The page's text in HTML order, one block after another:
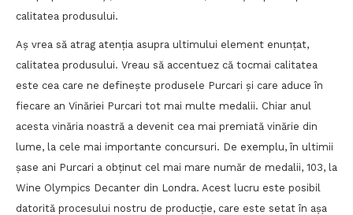
calitatea produsului.
Aș vrea să atrag atenția asupra ultimului element enunțat,
calitatea produsului. Vreau să accentuez că tocmai calitatea
este cea care ne definește produsele Purcari și care aduce în
fiecare an Vinăriei Purcari tot mai multe medalii. Chiar anul
acesta vinăria noastră a devenit cea mai premiată vinărie din
lume, la cele mai importante concursuri. De exemplu, în ultimii
șase ani Purcari a obținut cel mai mare număr de medalii, 103, la
Wine Olympics Decanter din Londra. Acest lucru este posibil
datorită procesului nostru de producție, care este setat în așa